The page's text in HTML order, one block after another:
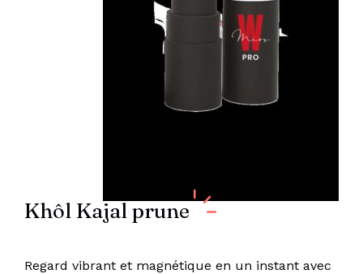
Khôl Kajal prune
Regard vibrant et magnétique en un instant avec